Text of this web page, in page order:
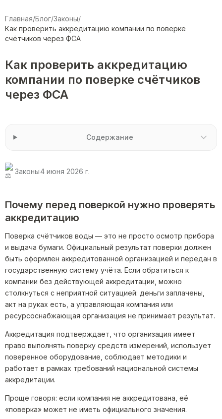
Главная/Блог/Законы/
Как проверить аккредитацию компании по поверке
счётчиков через ФСА
Как проверить аккредитацию
компании по поверке счётчиков
через ФСА
Содержание
Законы4 июня 2026 г.
Почему перед поверкой нужно проверять
аккредитацию
Поверка счётчиков воды — это не просто осмотр прибора
и выдача бумаги. Официальный результат поверки должен
быть оформлен аккредитованной организацией и передан в
государственную систему учёта. Если обратиться к
компании без действующей аккредитации, можно
столкнуться с неприятной ситуацией: деньги заплачены,
акт на руках есть, а управляющая компания или
ресурсоснабжающая организация не принимает результат.
Аккредитация подтверждает, что организация имеет
право выполнять поверку средств измерений, использует
поверенное оборудование, соблюдает методики и
работает в рамках требований национальной системы
аккредитации.
Проще говоря: если компания не аккредитована, её
«поверка» может не иметь официального значения.